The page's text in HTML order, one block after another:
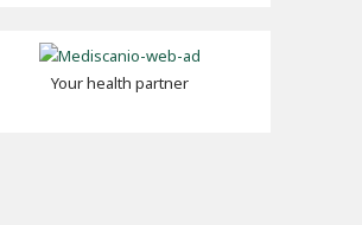
Your health partner